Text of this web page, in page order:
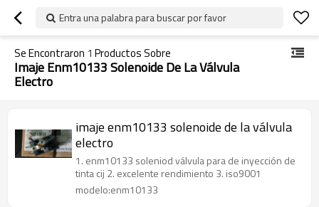
Entra una palabra para buscar por favor
Se Encontraron 1 Productos Sobre
Imaje Enm10133 Solenoide De La Válvula
Electro
imaje enm10133 solenoide de la válvula
electro
1. enm10133 soleniod válvula para de inyección de
tinta cij 2. excelente rendimiento 3. iso9001
modelo:enm10133